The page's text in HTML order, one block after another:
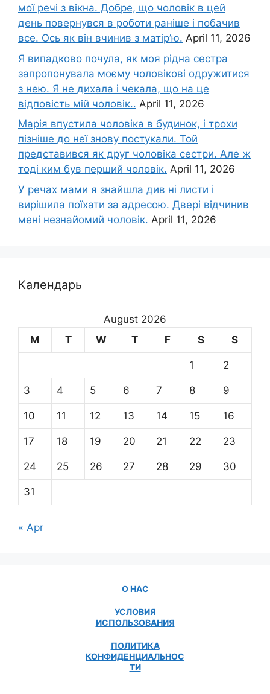
мої речі з вікна. Добре, що чоловік в цей
день повернувся в роботи раніше і побачив
все. Ось як він вчинив з матір’ю. April 11, 2026
Я випадково почула, як моя рідна сестра
запропонувала моєму чоловікові одружитися
з нею. Я не дихала і чекала, що на це
відповість мій чоловік.. April 11, 2026
Марія впустила чоловіка в будинок, і трохи
пізніше до неї знову постукали. Той
представився як друг чоловіка сестри. Але ж
тоді ким був перший чоловік. April 11, 2026
У речах мами я знайшла див ні листи і
вирішила поїхати за адресою. Двері відчинив
мені незнайомий чоловік. April 11, 2026
Календарь
August 2026
M
T W T F S S
1 2
3 4 5 6 7 8 9
10 11 12 13 14 15 16
17 18 19 20 21 22 23
24 25 26 27 28 29 30
31
« Apr
О НАС
УСЛОВИЯ
ИСПОЛЬЗОВАНИЯ
ПОЛИТИКА
КОНФИДЕНЦИАЛЬНОС
ТИ